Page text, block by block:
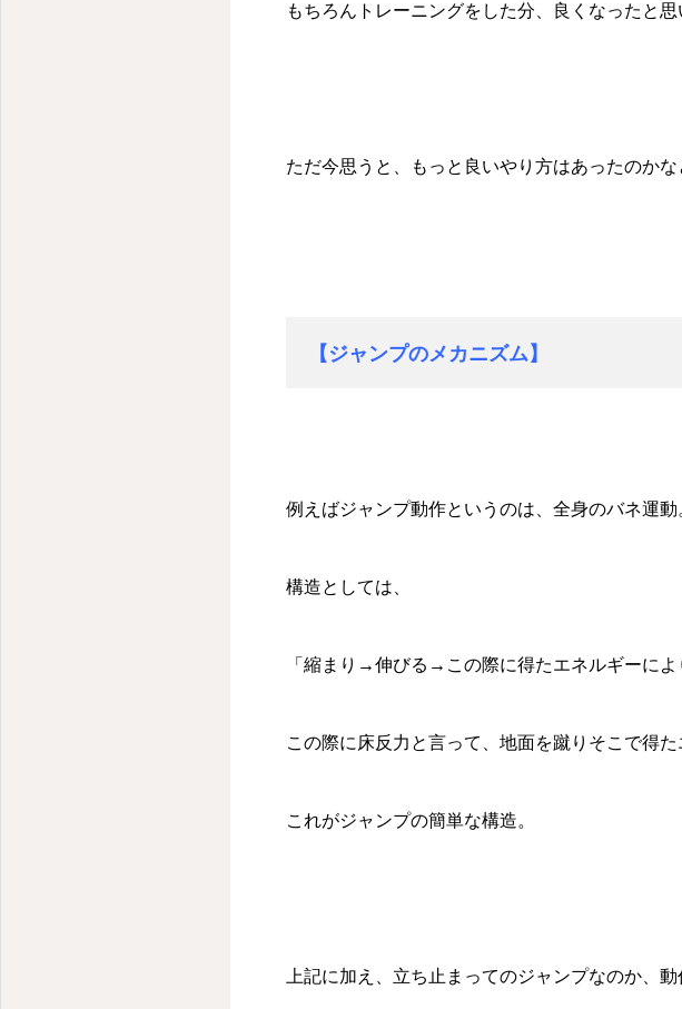
もちろんトレーニングをした分、良くなったと思
ただ今思うと、もっと良いやり方はあったのかな
【ジャンプのメカニズム】
例えばジャンプ動作というのは、全身のバネ運動
構造としては、
「縮まり→伸びる→この際に得たエネルギーによ
この際に床反力と言って、地面を蹴りそこで得
これがジャンプの簡単な構造。
上記に加え、立ち止まってのジャンプなのか、